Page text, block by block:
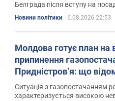
Белграда після вступу на
Новини політики 6.08.2026 22:53
Молдова готує план на
припинення
Придністров’я: що
Ситуація з газопостачанням
характеризується високою